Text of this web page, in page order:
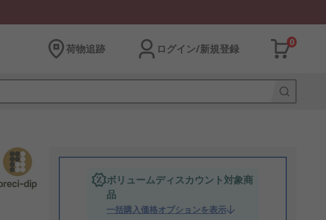
荷物追跡 ログイン/新規登録
0
ボリュームディスカウント対象商
品
一括購入価格オプションを表示